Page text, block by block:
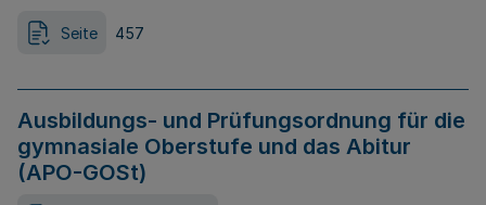
Seite 457
Ausbildungs- und Prüfungsordnung für die
gymnasiale Oberstufe und das Abitur
(APO-GOSt)